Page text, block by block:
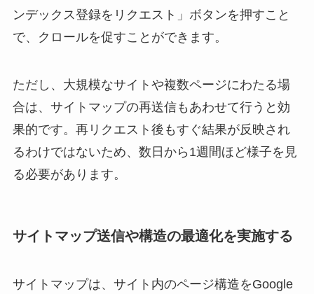
ンデックス登録をリクエスト」ボタンを押すこと
で、クロールを促すことができます。
ただし、大規模なサイトや複数ページにわたる場
合は、サイトマップの再送信もあわせて行うと効
果的です。再リクエスト後もすぐ結果が反映され
るわけではないため、数日から1週間ほど様子を見
る必要があります。
サイトマップ送信や構造の最適化を実施する
サイトマップは、サイト内のページ構造をGoogle